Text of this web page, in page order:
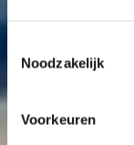
Noodzakelijk
Voorkeuren